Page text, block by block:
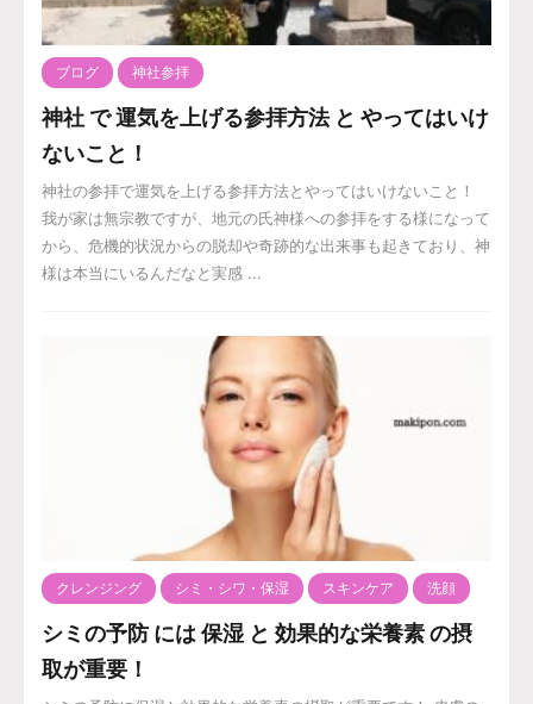
ブログ 神社参拝
神社 で 運気を上げる参拝方法 と やってはいけ
ないこと！
神社の参拝で運気を上げる参拝方法とやってはいけないこと！
我が家は無宗教ですが、地元の氏神様への参拝をする様になって
から、危機的状況からの脱却や奇跡的な出来事も起きており、神
様は本当にいるんだなと実感 ...
クレンジング シミ・シワ・保湿 スキンケア 洗顔
シミの予防 には 保湿 と 効果的な栄養素 の摂
取が重要！